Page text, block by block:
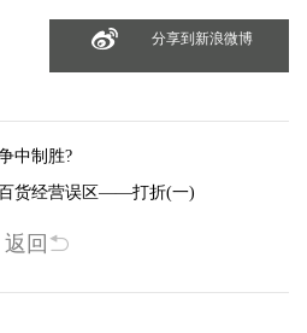
分享到新浪微博
中制胜?
货经营误区——打折(一)
返回